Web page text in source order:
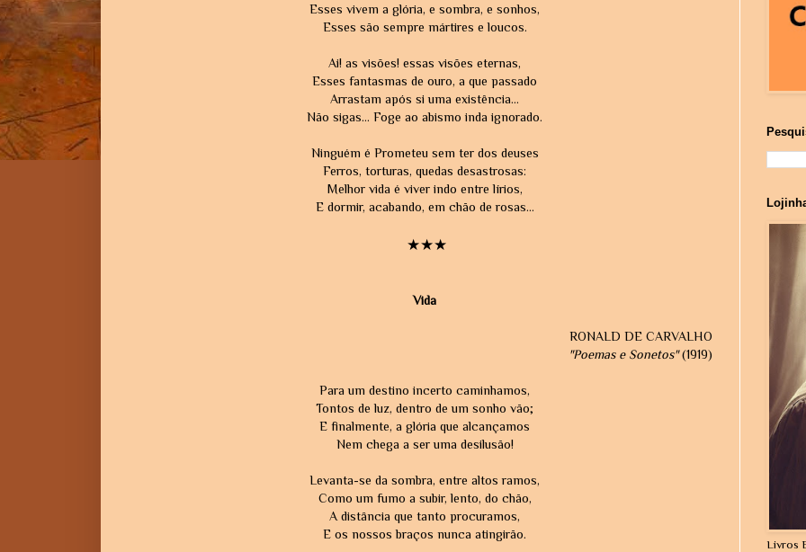
Esses vivem a glória, e sombra, e sonhos,
Esses são sempre mártires e loucos.
Ai! as visões! essas visões eternas,
Esses fantasmas de ouro, a que passado
Arrastam após si uma existência...
Não sigas... Foge ao abismo inda ignorado.
Ninguém é Prometeu sem ter dos deuses
Ferros, torturas, quedas desastrosas:
Melhor vida é viver indo entre lírios,
E dormir, acabando, em chão de rosas...
★★★
Vida
RONALD DE CARVALHO
"Poemas e Sonetos"(1919)
Para um destino incerto caminhamos,
Tontos de luz, dentro de um sonho vão;
E finalmente, a glória que alcançamos
Nem chega a ser uma desilusão!
Levanta-se da sombra, entre altos ramos,
Como um fumo a subir, lento, do chão,
A distância que tanto procuramos,
E os nossos braços nunca atingirão.
Livros